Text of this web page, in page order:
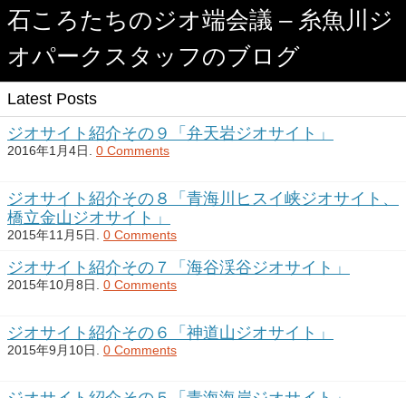
石ころたちのジオ端会議 – 糸魚川ジ
オパークスタッフのブログ
Latest Posts
ジオサイト紹介その９「弁天岩ジオサイト」
2016年1月4日. 0 Comments
ジオサイト紹介その８「青海川ヒスイ峡ジオサイト、
橋立金山ジオサイト」
2015年11月5日. 0 Comments
ジオサイト紹介その７「海谷渓谷ジオサイト」
2015年10月8日. 0 Comments
ジオサイト紹介その６「神道山ジオサイト」
2015年9月10日. 0 Comments